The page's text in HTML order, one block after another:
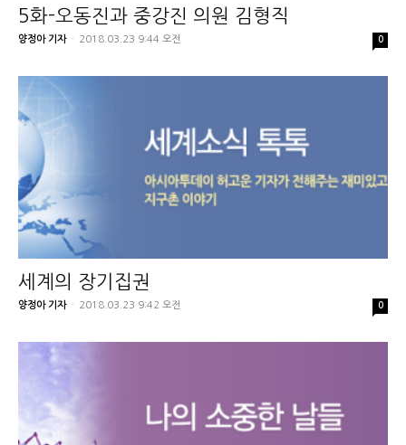
5화-오동진과 중강진 의원 김형직
양정아 기자 - 2018.03.23 9:44 오전 0
세계의 장기집권
양정아 기자 - 2018.03.23 9:42 오전 0